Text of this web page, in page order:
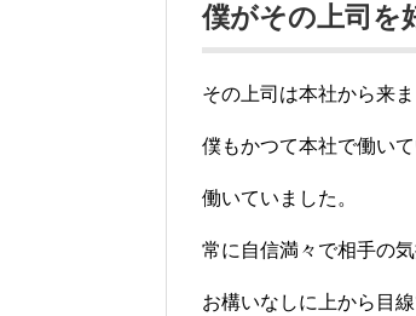
僕がその上司を
その上司は本社から来ま
僕もかつて本社で働い
働いていました。
常に自信満々で相手の
お構いなしに上から目線